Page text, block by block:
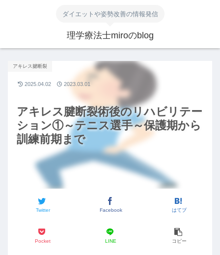
ダイエットや姿勢改善の情報発信
理学療法士miroのblog
アキレス腱断裂術後のリハビリテー
ション①～テニス選手～保護期から
訓練前期まで
アキレス腱断裂
Twitter Facebook はてブ
Pocket LINE コピー
2025.04.02 2023.03.01